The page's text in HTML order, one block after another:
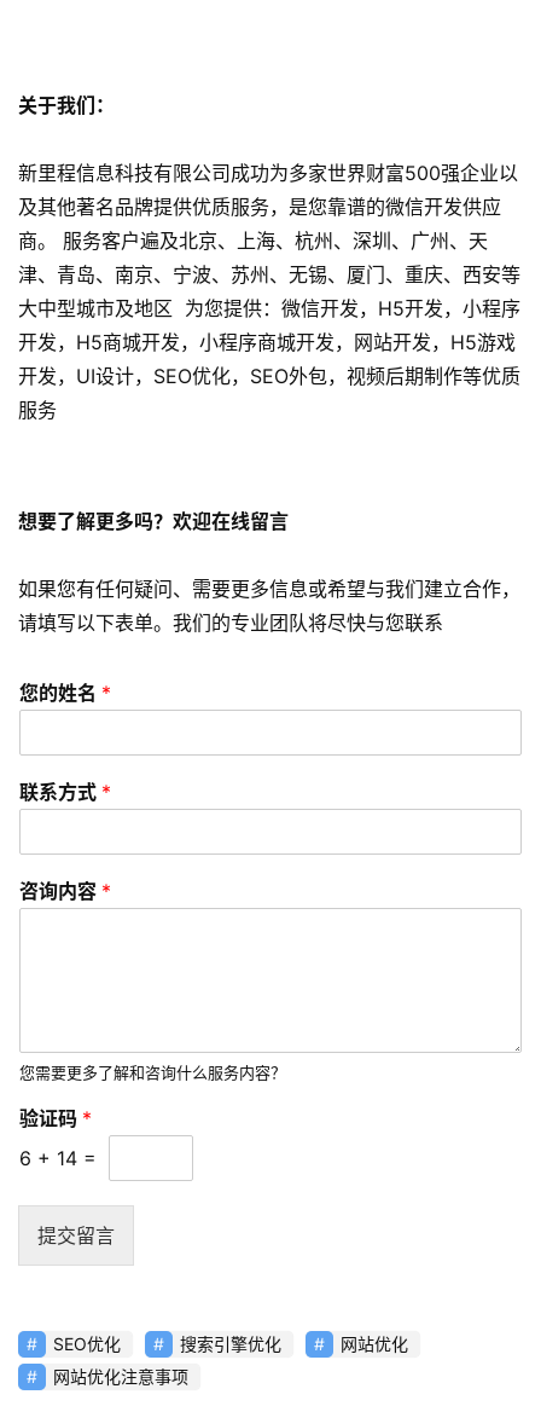
发
小
程
序
开
发
网
站
开
s
e
优
化
数
营
销
P
视
频
资
分
享
见
问
题
关于我们：
新里程信息科技有限公司成功为多家世界财富500强企业以
及其他著名品牌提供优质服务，是您靠谱的微信开发供应
商。 服务客户遍及北京、上海、杭州、深圳、广州、天
津、青岛、南京、宁波、苏州、无锡、厦门、重庆、西安等
大中型城市及地区 为您提供：微信开发，H5开发，小程序
开发，H5商城开发，小程序商城开发，网站开发，H5游戏
开发，UI设计，SEO优化，SEO外包，视频后期制作等优质
服务
想要了解更多吗？欢迎在线留言
如果您有任何疑问、需要更多信息或希望与我们建立合作，
请填写以下表单。我们的专业团队将尽快与您联系
您的姓名 *
联系方式 *
咨询内容 *
您需要更多了解和咨询什么服务内容？
验证码 *
6 + 14 =
提交留言
SEO优化 搜索引擎优化
网站优化
网站优化注意事项